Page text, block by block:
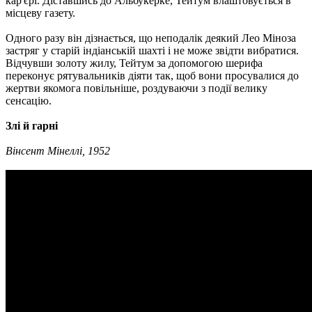
місцеву газету.
Одного разу він дізнається, що неподалік деякий Лео Міноза
застряг у старій індіанській шахті і не може звідти вибратися.
Відчувши золоту жилу, Тейтум за допомогою шерифа
переконує рятувальників діяти так, щоб вони просувалися до
жертви якомога повільніше, роздуваючи з події велику
сенсацію.
Злі й гарні
Вінсент Мінеллі, 1952